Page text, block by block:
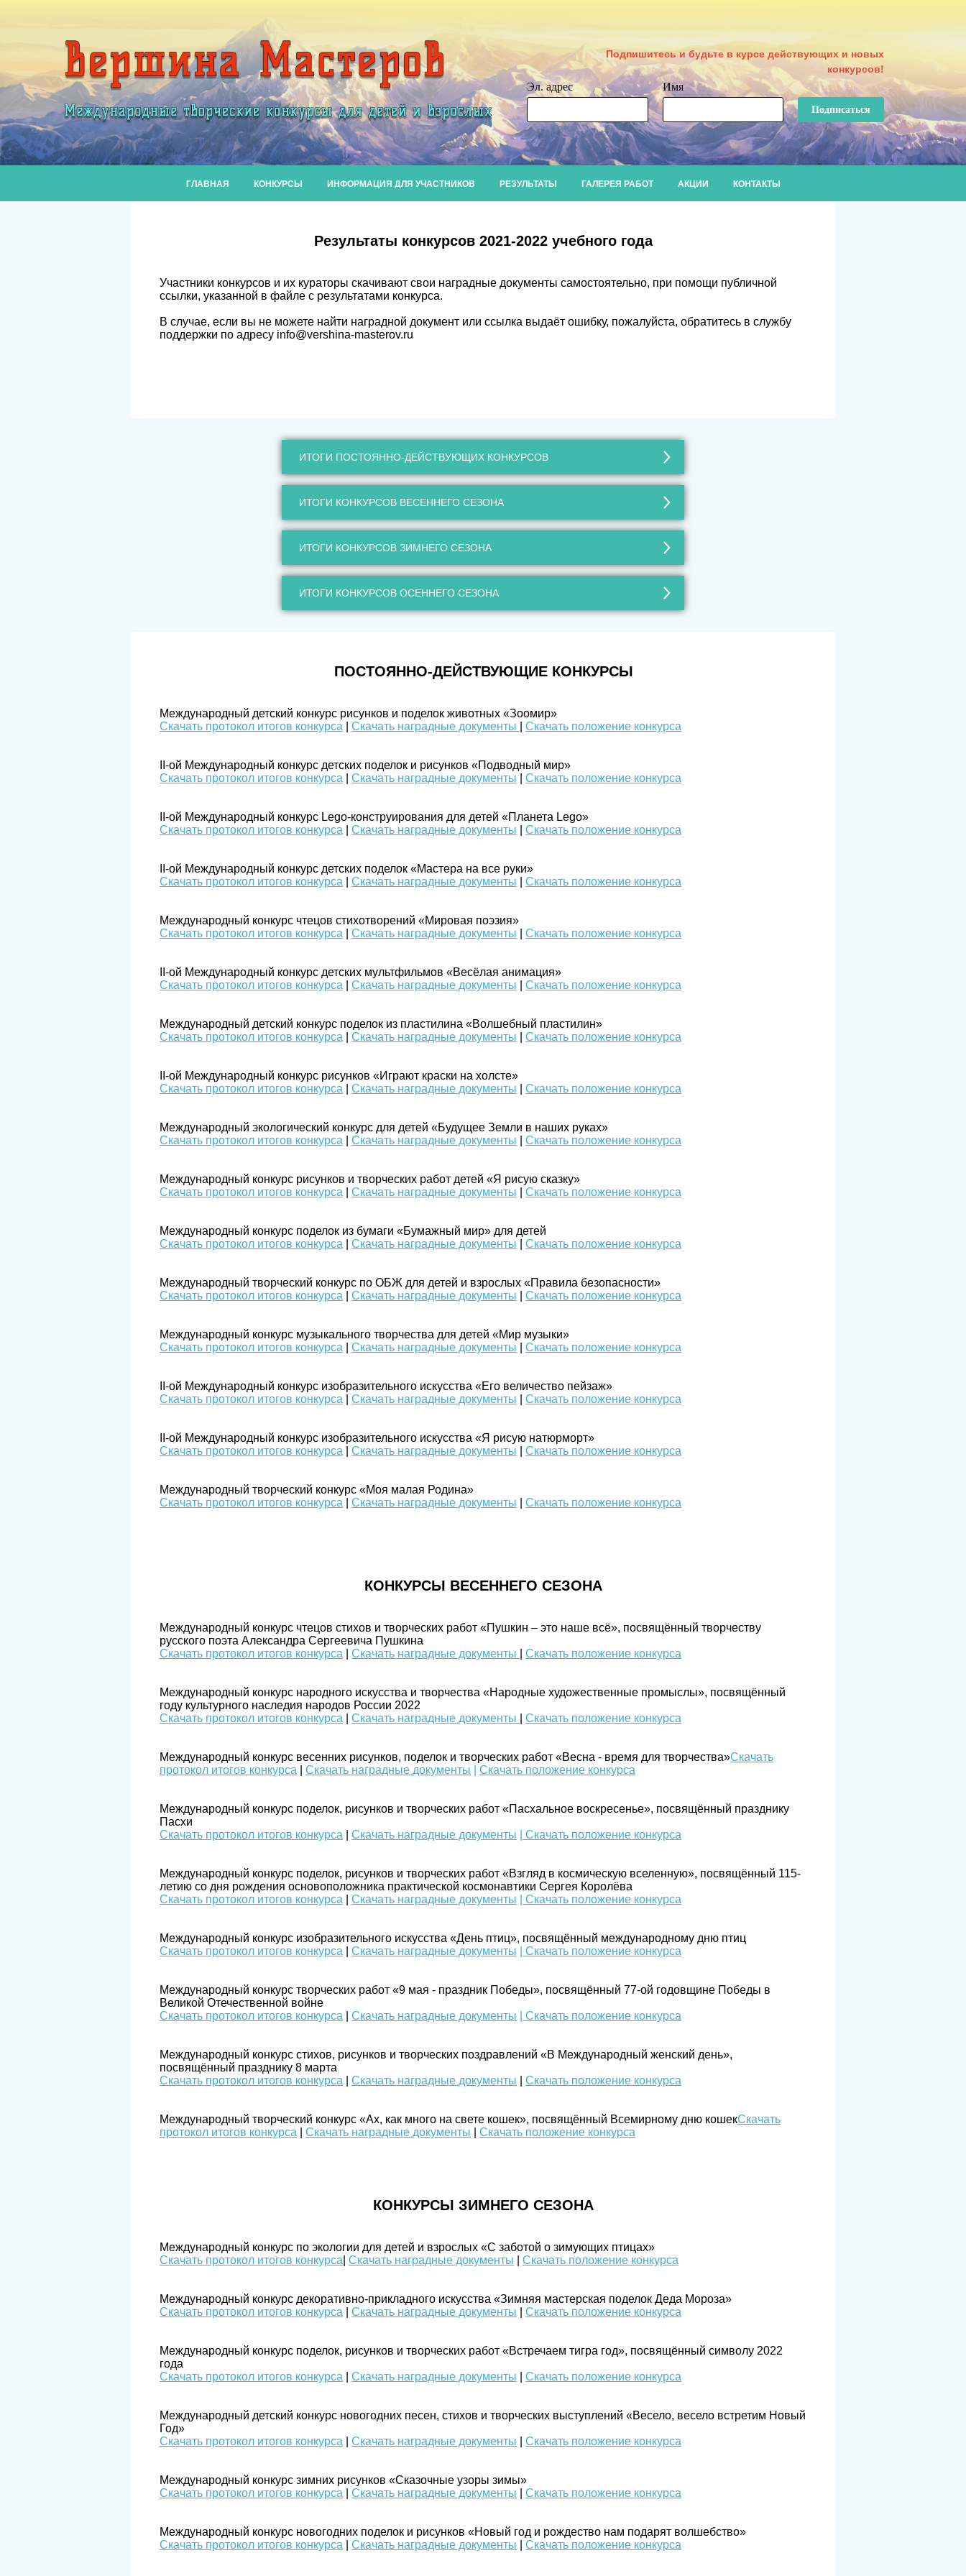
Эл. адрес Имя
Подписаться
Подпишитесь и будьте в курсе действующих и новых
конкурсов!
ГЛАВНАЯ КОНКУРСЫ ИНФОРМАЦИЯ ДЛЯ УЧАСТНИКОВ РЕЗУЛЬТАТЫ ГАЛЕРЕЯ РАБОТ АКЦИИ КОНТАКТЫ
Участники конкурсов и их кураторы скачивают свои наградные документы самостоятельно, при помощи публичной
ссылки, указанной в файле с результатами конкурса.
В случае, если вы не можете найти наградной документ или ссылка выдаёт ошибку, пожалуйста, обратитесь в службу
поддержки по адресу info@vershina-masterov.ru
Результаты конкурсов 2021-2022 учебного года
ИТОГИ ПОСТОЯННО-ДЕЙСТВУЮЩИХ КОНКУРСОВ
ИТОГИ КОНКУРСОВ ВЕСЕННЕГО СЕЗОНА
ИТОГИ КОНКУРСОВ ЗИМНЕГО СЕЗОНА
ИТОГИ КОНКУРСОВ ОСЕННЕГО СЕЗОНА
Международный детский конкурс рисунков и поделок животных «Зоомир»
Скачать протокол итогов конкурса
Скачать наградные документы Скачать положение конкурса
II-ой Международный конкурс детских поделок и рисунков «Подводный мир»
Скачать протокол итогов конкурса
Скачать наградные документы Скачать положение конкурса
II-ой Международный конкурс Lego-конструирования для детей «Планета Lego»
Скачать протокол итогов конкурса
Скачать наградные документы Скачать положение конкурса
II-ой Международный конкурс детских поделок «Мастера на все руки»
Скачать протокол итогов конкурса
Скачать наградные документы Скачать положение конкурса
Международный конкурс чтецов стихотворений «Мировая поэзия»
Скачать протокол итогов конкурса
Скачать наградные документы Скачать положение конкурса
II-ой Международный конкурс детских мультфильмов «Весёлая анимация»
Скачать протокол итогов конкурса
Скачать наградные документы Скачать положение конкурса
Международный детский конкурс поделок из пластилина «Волшебный пластилин»
Скачать протокол итогов конкурса
Скачать наградные документы Скачать положение конкурса
II-ой Международный конкурс рисунков «Играют краски на холсте»
Скачать протокол итогов конкурса
Скачать наградные документы Скачать положение конкурса
Международный экологический конкурс для детей «Будущее Земли в наших руках»
Скачать протокол итогов конкурса
Скачать наградные документы Скачать положение конкурса
Международный конкурс рисунков и творческих работ детей «Я рисую сказку»
Скачать протокол итогов конкурса
Скачать наградные документы Скачать положение конкурса
Международный конкурс поделок из бумаги «Бумажный мир» для детей
Скачать протокол итогов конкурса
Скачать наградные документы Скачать положение конкурса
Международный творческий конкурс по ОБЖ для детей и взрослых «Правила безопасности»
Скачать протокол итогов конкурса
Скачать наградные документы Скачать положение конкурса
Международный конкурс музыкального творчества для детей «Мир музыки»
Скачать протокол итогов конкурса
Скачать наградные документы Скачать положение конкурса
II-ой Международный конкурс изобразительного искусства «Его величество пейзаж»
Скачать протокол итогов конкурса
Скачать наградные документы Скачать положение конкурса
II-ой Международный конкурс изобразительного искусства «Я рисую натюрморт»
Скачать протокол итогов конкурса
Скачать наградные документы Скачать положение конкурса
Международный творческий конкурс «Моя малая Родина»
Скачать протокол итогов конкурса
Скачать наградные документы Скачать положение конкурса
ПОСТОЯННО-ДЕЙСТВУЮЩИЕ КОНКУРСЫ
Международный конкурс чтецов стихов и творческих работ «Пушкин – это наше всё», посвящённый творчеству
русского поэта Александра Сергеевича Пушкина
​Скачать протокол итогов конкурса
Скачать наградные документы Скачать положение конкурса
Международный конкурс народного искусства и творчества «Народные художественные промыслы», посвящённый
году культурного наследия народов России 2022​​​
Скачать протокол итогов конкурса
Скачать наградные документы Скачать положение конкурса
Международный конкурс весенних рисунков, поделок и творческих работ «Весна - время для творчества»​​​Скачать
протокол итогов конкурса
Скачать наградные документы Скачать положение конкурса
Международный конкурс поделок, рисунков и творческих работ «Пасхальное воскресенье», посвящённый празднику
Пасхи
​Скачать протокол итогов конкурса
Скачать наградные документы | Скачать положение конкурса
Международный конкурс поделок, рисунков и творческих работ «Взгляд в космическую вселенную», посвящённый 115-
летию со дня рождения основоположника практической космонавтики Сергея Королёва
Скачать протокол итогов конкурса
Скачать наградные документы | Скачать положение конкурса
Международный конкурс изобразительного искусства «День птиц», посвящённый международному дню птиц
Скачать протокол итогов конкурса
Скачать наградные документы | Скачать положение конкурса
Международный конкурс творческих работ «9 мая - праздник Победы», посвящённый 77-ой годовщине Победы в
Великой Отечественной войне​​
Скачать протокол итогов конкурса
Скачать наградные документы | Скачать положение конкурса
Международный конкурс стихов, рисунков и творческих поздравлений «В Международный женский день»,
посвящённый празднику 8 марта​
Скачать протокол итогов конкурса
Скачать наградные документы Скачать положение конкурса
Международный творческий конкурс «Ах, как много на свете кошек», посвящённый Всемирному дню кошек​Скачать
протокол итогов конкурса
Скачать наградные документы Скачать положение конкурса
КОНКУРСЫ ВЕСЕННЕГО СЕЗОНА
Международный конкурс по экологии для детей и взрослых «С заботой о зимующих птицах»
​Скачать протокол итогов конкурса Скачать наградные документы Скачать положение конкурса
Международный конкурс декоративно-прикладного искусства «Зимняя мастерская поделок Деда Мороза»
Скачать протокол итогов конкурса
Скачать наградные документы Скачать положение конкурса
Международный конкурс поделок, рисунков и творческих работ «Встречаем тигра год», посвящённый символу 2022
года​​​
Скачать протокол итогов конкурса
Скачать наградные документы Скачать положение конкурса
Международный детский конкурс новогодних песен, стихов и творческих выступлений «Весело, весело встретим Новый
Год»​​​​
Скачать протокол итогов конкурса
Скачать наградные документы Скачать положение конкурса
Международный конкурс зимних рисунков «Сказочные узоры зимы»
Скачать протокол итогов конкурса
Скачать наградные документы Скачать положение конкурса
Международный конкурс новогодних поделок и рисунков «Новый год и рождество нам подарят волшебство»
Скачать протокол итогов конкурса
Скачать наградные документы Скачать положение конкурса
КОНКУРСЫ ЗИМНЕГО СЕЗОНА